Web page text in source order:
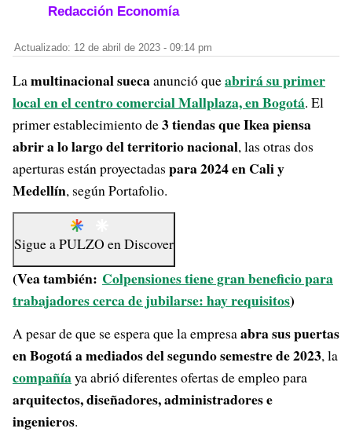
Redacción Economía
Actualizado: 12 de abril de 2023 - 09:14 pm
Lamultinacional suecaanunció queabrirá su primer
local en el centro comercial Mallplaza, en Bogotá. El
primer establecimiento de3 tiendas que Ikea piensa
abrir a lo largo del territorio nacional, las otras dos
aperturas están proyectadas para 2024 en Cali y
Medellín, según Portafolio.
Sigue aPULZO enDiscover
(Vea también: Colpensiones tiene gran beneficio para
trabajadores cerca de jubilarse: hay requisitos)
A pesar de que se espera que la empresaabra sus puertas
en Bogotá a mediados del segundo semestre de 2023, la
compañíaya abrió diferentes ofertas de empleo para
arquitectos, diseñadores, administradores e
ingenieros.